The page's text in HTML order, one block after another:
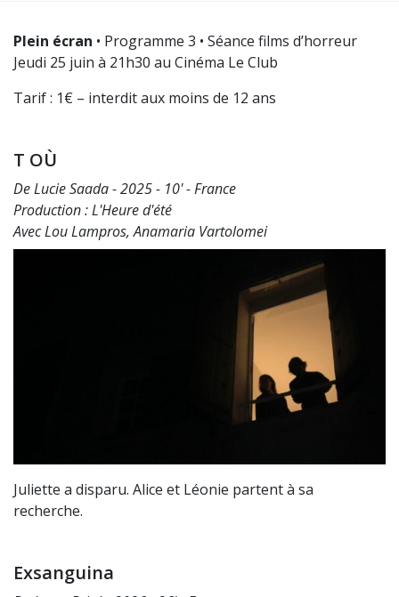
Plein écran • Programme 3 • Séance films d’horreur
Jeudi 25 juin à 21h30 au Cinéma Le Club
Tarif : 1€ – interdit aux moins de 12 ans
T OÙ
De Lucie Saada - 2025 - 10' - France
Production : L'Heure d'été
Avec Lou Lampros, Anamaria Vartolomei
Juliette a disparu. Alice et Léonie partent à sa
recherche.
Exsanguina